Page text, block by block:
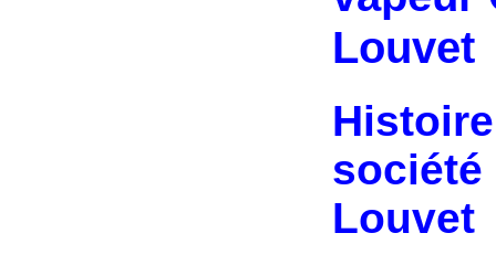
Louvet
société
Louvet